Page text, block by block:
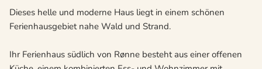
Dieses helle und moderne Haus liegt in einem schönen
Ferienhausgebiet nahe Wald und Strand.
Ihr Ferienhaus südlich von Rønne besteht aus einer offenen